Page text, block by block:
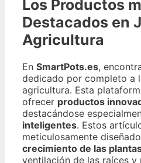
Los Productos
Destacados en
Agricultura
En SmartPots.es,
dedicado por completo a
agricultura. Esta
ofrecer productos
destacándose
inteligentes. Estos
meticulosamente
crecimiento de las
ventilación de las raíces